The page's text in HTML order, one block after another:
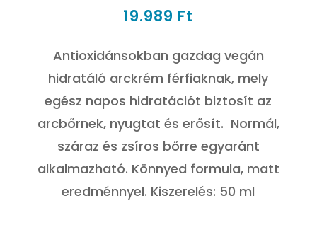
19.989 Ft
Antioxidánsokban gazdag vegán
hidratáló arckrém férfiaknak, mely
egész napos hidratációt biztosít az
arcbőrnek, nyugtat és erősít. Normál,
száraz és zsíros bőrre egyaránt
alkalmazható. Könnyed formula, matt
eredménnyel. Kiszerelés: 50 ml